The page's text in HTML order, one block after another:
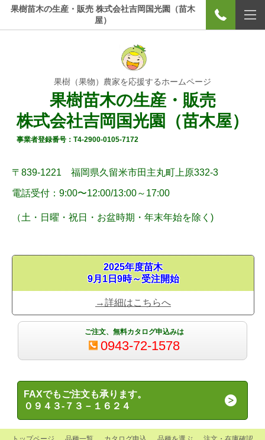
果樹苗木の生産・販売 株式会社吉岡国光園（苗木
屋）
果樹（果物）農家を応援するホームページ
果樹苗木の生産・販売
株式会社吉岡国光園（苗木屋）
事業者登録番号：T4-2900-0105-7172
〒839-1221 福岡県久留米市田主丸町上原332-3
電話受付：9:00〜12:00/13:00～17:00
（土・ 日曜 ・祝日・お盆時期・年末年始を除く)
2025年度苗木
9月1日9時～受注開始
→詳細はこちらへ
ご注文、無料カタログ申込みは
0943-72-1578
FAXでもご注文も承ります。
０９４３-７３－１６２４